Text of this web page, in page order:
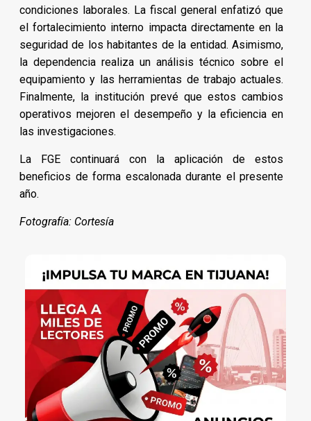
condiciones laborales. La fiscal general enfatizó que
el fortalecimiento interno impacta directamente en la
seguridad de los habitantes de la entidad. Asimismo,
la dependencia realiza un análisis técnico sobre el
equipamiento y las herramientas de trabajo actuales.
Finalmente, la institución prevé que estos cambios
operativos mejoren el desempeño y la eficiencia en
las investigaciones.
La FGE continuará con la aplicación de estos
beneficios de forma escalonada durante el presente
año.
Fotografía: Cortesía